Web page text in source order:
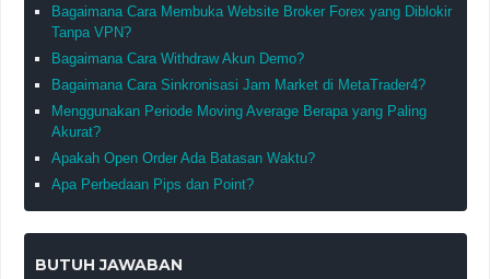
Bagaimana Cara Membuka Website Broker Forex yang Diblokir
Tanpa VPN?
Bagaimana Cara Withdraw Akun Demo?
Bagaimana Cara Sinkronisasi Jam Market di MetaTrader4?
Menggunakan Periode Moving Average Berapa yang Paling
Akurat?
Apakah Open Order Ada Batasan Waktu?
Apa Perbedaan Pips dan Point?
BUTUH JAWABAN